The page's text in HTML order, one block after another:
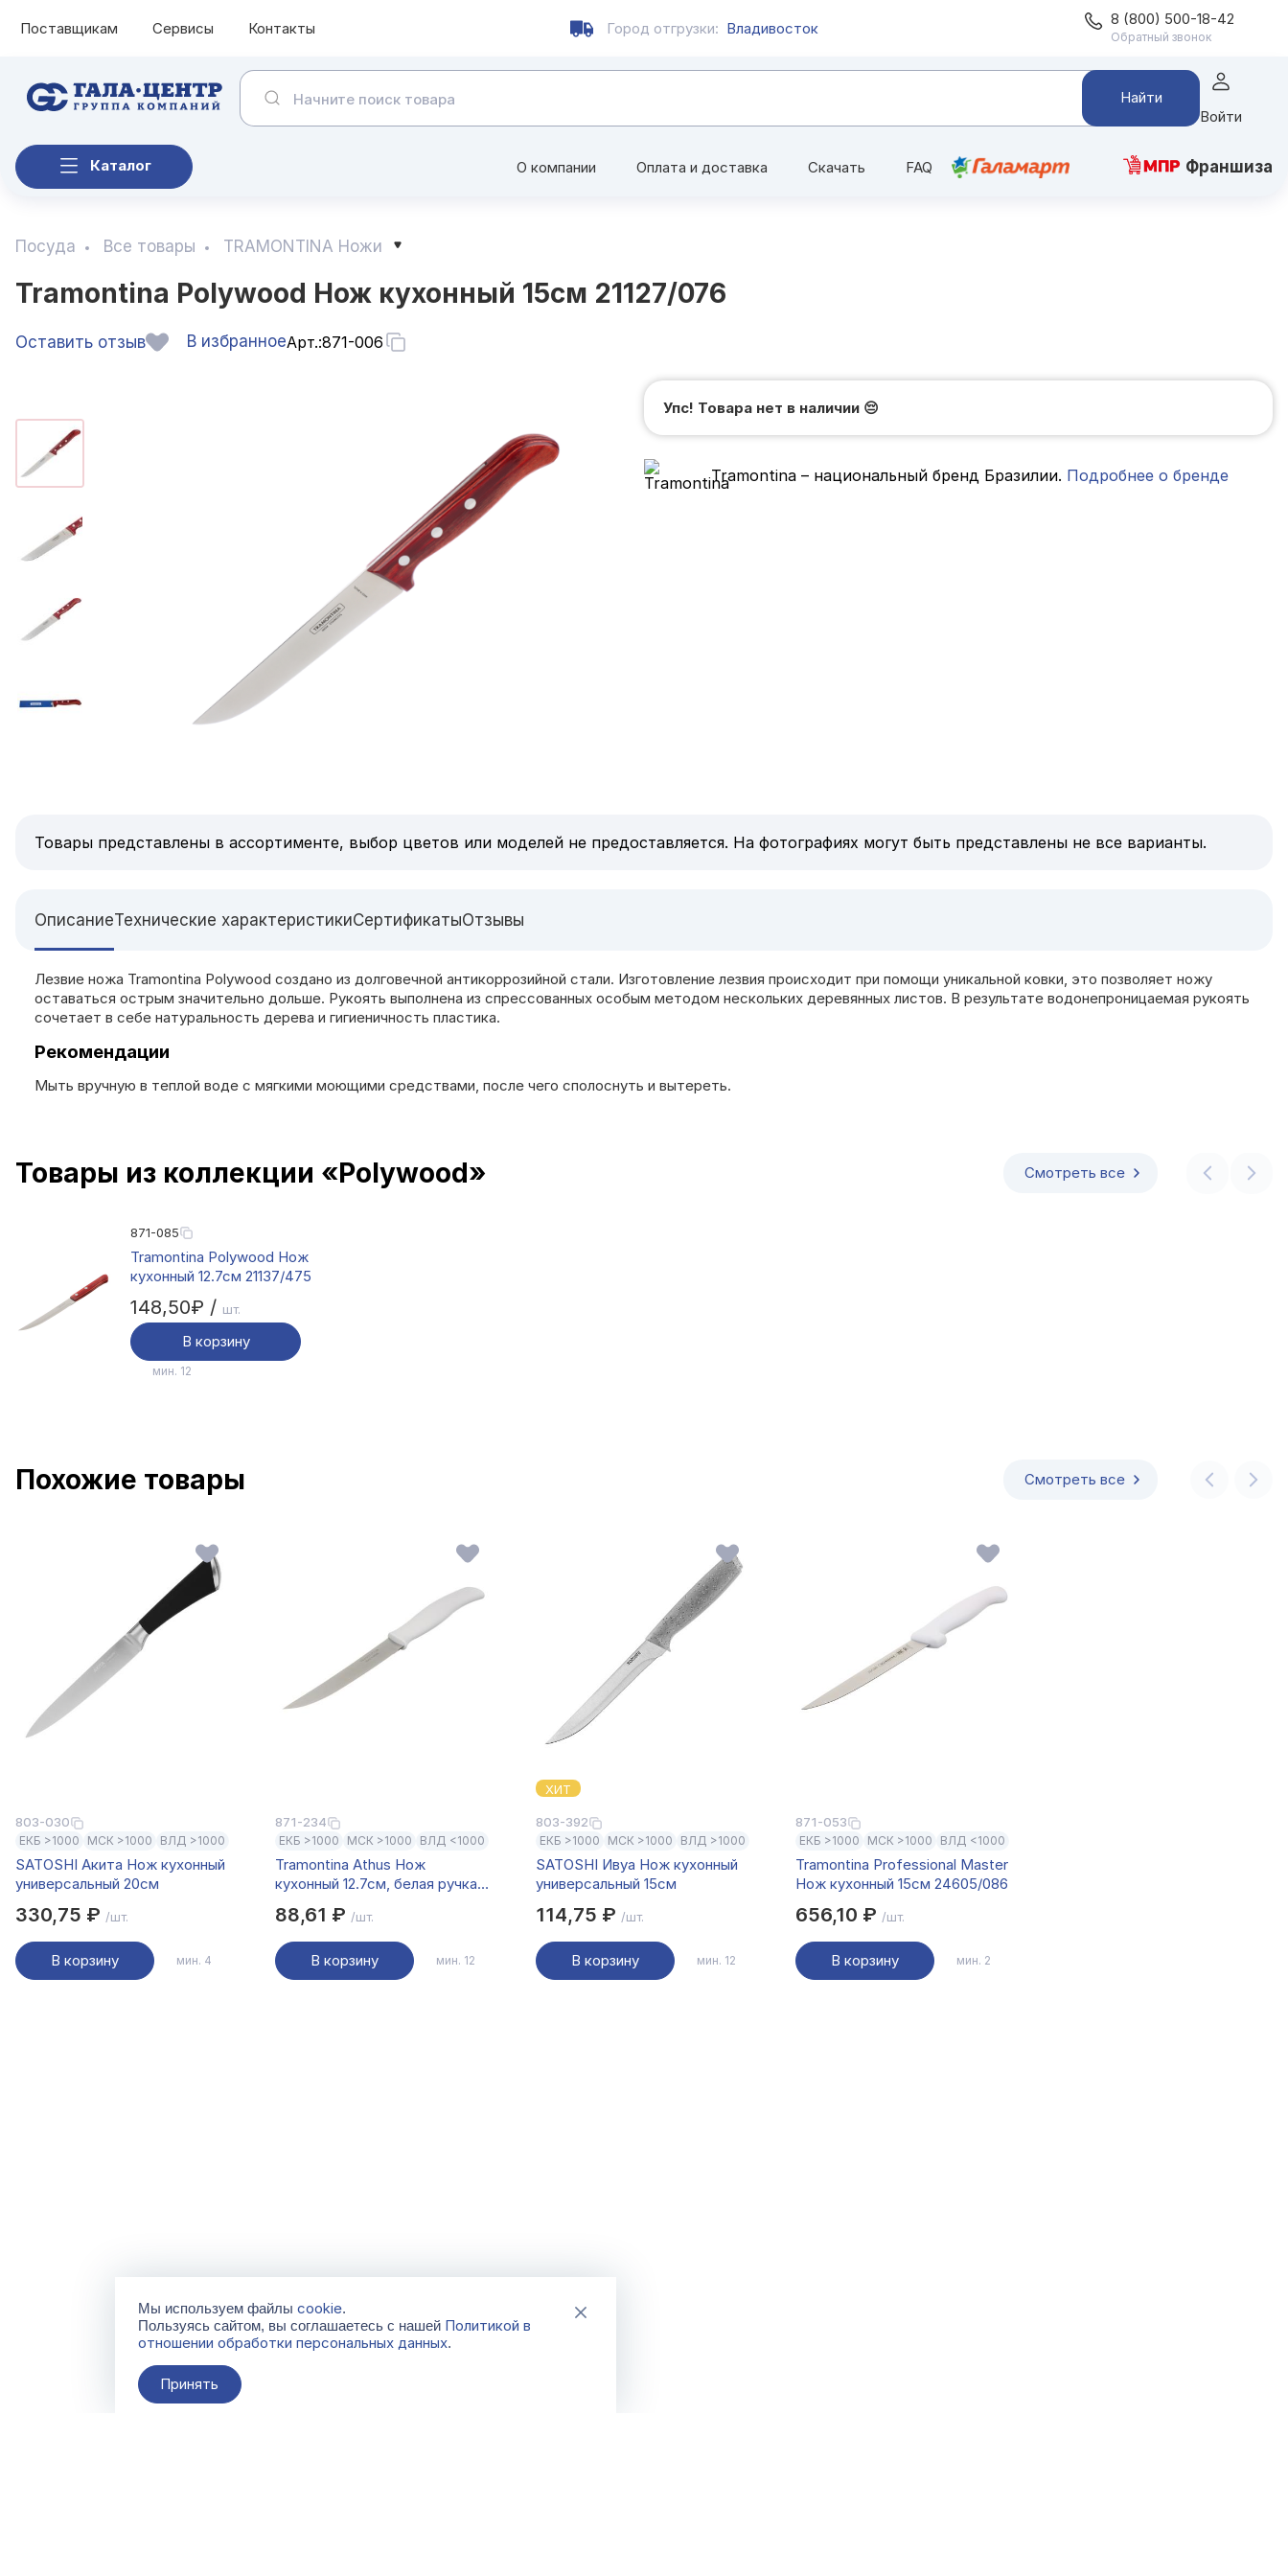
Поставщикам Сервисы Контакты Город отгрузки: Владивосток 8 (800) 500-18-42
Обратный звонок
Найти
Войти
Каталог О компании Оплата и доставка Скачать FAQ Франшиза
Посуда Все товары TRAMONTINA Ножи
Tramontina Polywood Нож кухонный 15см 21127/076
Оставить отзыв В избранноеАрт.:871-006
Упс! Товара нет в наличии 😔
Tramontina – национальный бренд Бразилии. Подробнее о бренде
Товары представлены в ассортименте, выбор цветов или моделей не предоставляется. На фотографиях могут быть представлены не все варианты.
ОписаниеТехнические характеристикиСертификатыОтзывы
Лезвие ножа Tramontina Polywood создано из долговечной антикоррозийной стали. Изготовление лезвия происходит при помощи уникальной ковки, это позволяет ножу
оставаться острым значительно дольше. Рукоять выполнена из спрессованных особым методом нескольких деревянных листов. В результате водонепроницаемая рукоять
сочетает в себе натуральность дерева и гигиеничность пластика.
Рекомендации
Мыть вручную в теплой воде с мягкими моющими средствами, после чего сполоснуть и вытереть.
Товары из коллекции «Polywood» Смотреть все
871-085
Tramontina Polywood Нож
кухонный 12.7см 21137/475
148,50₽ / шт.
В корзину
мин. 12
Похожие товары Смотреть все
803-030
ЕКБ >1000 МСК >1000 ВЛД >1000
SATOSHI Акита Нож кухонный
универсальный 20см
330,75 ₽ /шт.
В корзину мин. 4
871-234
ЕКБ >1000 МСК >1000 ВЛД <1000
Tramontina Athus Нож
кухонный 12.7см, белая ручка
88,61 ₽/шт.
В корзину мин. 12
ХИТ
803-392
ЕКБ >1000 МСК >1000 ВЛД >1000
SATOSHI Ивуа Нож кухонный
универсальный 15см
114,75 ₽ /шт.
В корзину мин. 12
871-053
ЕКБ >1000 МСК >1000 ВЛД <1000
Tramontina Professional Master
Нож кухонный 15см 24605/086
656,10 ₽/шт.
В корзину мин. 2
Мы используем файлы cookie.
Пользуясь сайтом, вы соглашаетесь с нашей Политикой в
отношении обработки персональных данных.
Принять